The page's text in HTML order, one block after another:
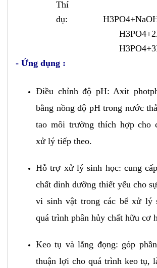
Thí
dụ:
- Ứng dụng :
Điều chỉnh độ pH: Axit
bằng nồng độ pH trong nước
tao môi trường thích hợp cho
xử lý tiếp theo.
​Hỗ trợ xử lý sinh học: cung
chất dinh dưỡng thiết yếu cho
vi sinh vật trong các bể xử lý
quá trình phân hủy chất hữu cơ
Keo tụ và lắng đọng: góp
thuận lợi cho quá trình keo tụ,